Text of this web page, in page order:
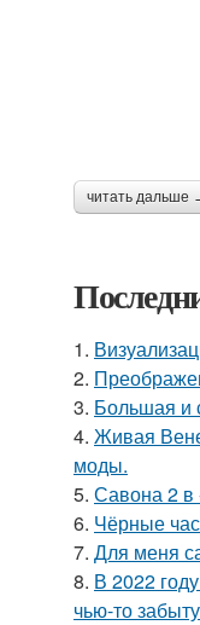
читать дальше
1.
2.
3. Большая и
4. Живая
моды.
5. Савона 2 в
6. Чёрные
7. Для меня
8. В 2022
чью-то